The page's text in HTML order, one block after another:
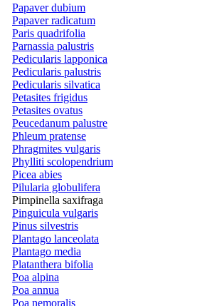
Papaver dubium
Papaver radicatum
Paris quadrifolia
Parnassia palustris
Pedicularis lapponica
Pedicularis palustris
Pedicularis silvatica
Petasites frigidus
Petasites ovatus
Peucedanum palustre
Phleum pratense
Phragmites vulgaris
Phylliti scolopendrium
Picea abies
Pilularia globulifera
Pimpinella saxifraga
Pinguicula vulgaris
Pinus silvestris
Plantago lanceolata
Plantago media
Platanthera bifolia
Poa alpina
Poa annua
Poa nemoralis